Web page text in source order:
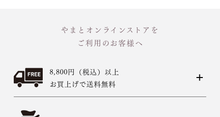
やまとオンラインストアを
ご利用のお客様へ
8,800円（税込）以上
お買上げで送料無料